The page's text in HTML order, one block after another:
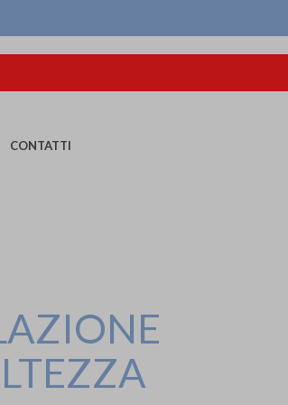
CONTATTI